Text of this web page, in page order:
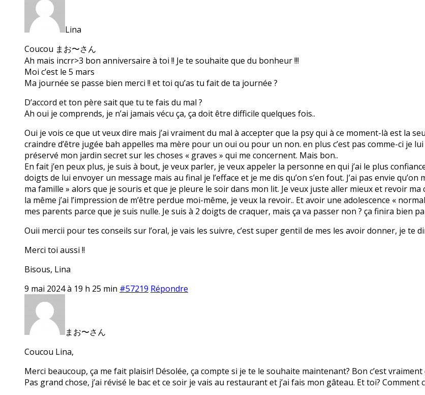
Lina
Coucou まお〜さん
Ah mais incrr>3 bon anniversaire à toi !! Je te souhaite que du bonheur !!!
Moi c’est le 5 mars
Ma journée se passe bien merci !! et toi qu’as tu fait de ta journée ?
D’accord et ton père sait que tu te fais du mal ?
Ah oui je comprends, je n’ai jamais vécu ça, ça doit être difficile quelques fois..
Oui je vois ce que ut veux dire mais j’ai vraiment du mal à accepter que la psy qui à ce moment-là est la
craindre d’être jugée bah appelles ma mère pour un oui ou pour un non. en plus c’est pas comme-ci je
préservé mon jardin secret sur les choses « graves » qui me concernent. Mais bon..
En fait j’en peux plus, je suis à bout, je veux parler, je veux appeler la personne en qui j’ai le plus
doigts de lui envoyer un message mais au final je l’efface et je me dis qu’on s’en fout. J’ai pas envie
ma famille » alors que je souris et que je pleure le soir dans mon lit. Je veux juste aller mieux et revoir ma
la même j’ai l’impression de m’être perdue moi-même, je veux la revoir.. Et avoir une adolescence «
mes parents parce que je suis nulle. Je suis à 2 doigts de craquer, mais ça va passer non ? ça finira bien
Ouii mercii pour tes conseils sur l’oral, je vais les suivre, c’est super gentil de mes les avoir donner, je te
Merci toi aussi !!
Bisous, Lina
9 mai 2024 à 19 h 25 min #57219 Répondre
まお〜さん
Coucou Lina,
Merci beaucoup, ça me fait plaisir! Désolée, ça compte si je te le souhaite maintenant? Bon c’est
Pas grand chose, j’ai révisé le bac et ce soir je vais au restaurant et j’ai fais mon gâteau. Et toi? Comment